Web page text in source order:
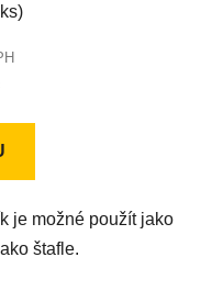
je možné použít jako
štafle.